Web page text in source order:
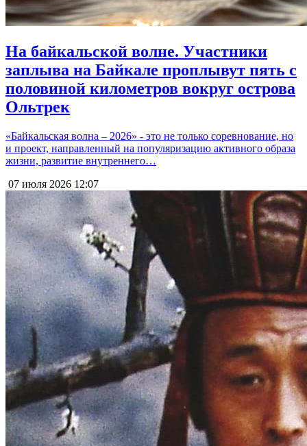
На байкальской волне. Участники
заплыва на Байкале проплывут пять с
половиной километров вокруг острова
Ольтрек
«Байкальская волна – 2026» - это не только соревнование, но
и проект, направленный на популяризацию активного образа
жизни, развитие внутреннего…
07 июля 2026 12:07